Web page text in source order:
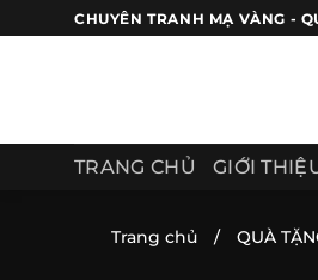
qua
CHUYÊN TRANH MẠ VÀNG -
TRANG CHỦ GIỚI
Trang chủ / QUÀ